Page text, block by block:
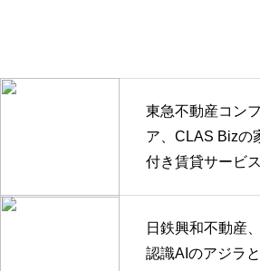
東急不動産コン
ア、CLAS Bizの
付き賃貸サービ
日鉄興和不動産
認識AIのアジラ